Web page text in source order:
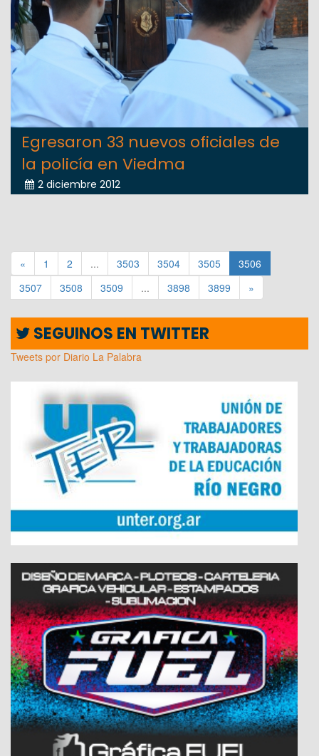
Egresaron 33 nuevos oficiales de
la policía en Viedma
2 diciembre 2012
« 1 2 ... 3503 3504 3505
3506
3507
3508 3509 ... 3898 3899 »
SEGUINOS EN TWITTER
Tweets por Diario La Palabra